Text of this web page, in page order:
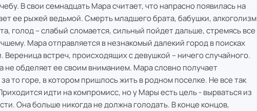
В свои семнадцать Мара считает, что напрасно появилась на
ее рыжей ведьмой. Смерть младшего брата, бабушки, алкоголизм
голод – слабый сломается, сильный пойдет дальше, стремясь все
Мара отправляется в незнакомый далекий город в поисках
Вереница встреч, происходящих с девушкой – ничего случайного.
не обделяет ее своим вниманием. Мара словно получает
то горе, в котором пришлось жить в родном поселке. Не все так
идти на компромисс, но у Мары есть цель - вырваться из
Она больше никогда не должна голодать. В конце концов,